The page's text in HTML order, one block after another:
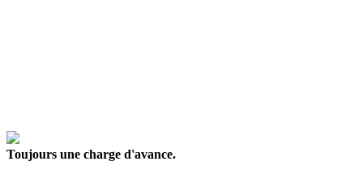
Toujours une charge d'avance.